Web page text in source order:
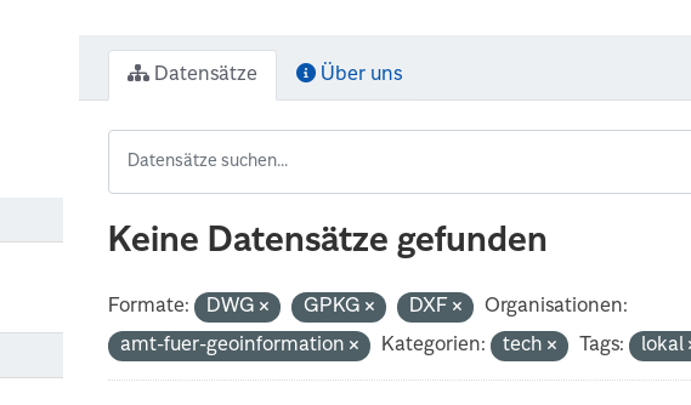
Datensätze Über uns
Keine Datensätze gefunden
Formate: DWG GPKG DXF
Organisationen:
amt-fuer-geoinformation
Kategorien: tech Tags: lokal